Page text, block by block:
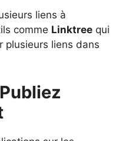
liens à
comme Linktree qui
plusieurs liens dans